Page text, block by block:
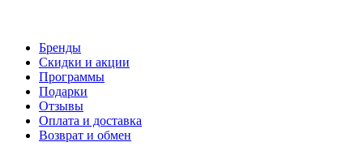
Бренды
Скидки и акции
Программы
Подарки
Отзывы
Оплата и доставка
Возврат и обмен